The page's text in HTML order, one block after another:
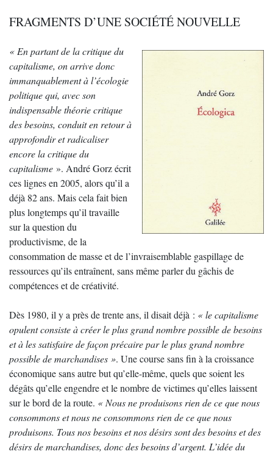
FRAGMENTS D’UNE SOCIÉTÉ NOUVELLE
« En partant de la critique du
capitalisme, on arrive donc
immanquablement à l’écologie
politique qui, avec son
indispensable théorie critique
des besoins, conduit en retour à
approfondir et radicaliser
encore la critique du
capitalisme ». André Gorz écrit
ces lignes en 2005, alors qu’il a
déjà 82 ans. Mais cela fait bien
plus longtemps qu’il travaille
sur la question du
productivisme, de la
consommation de masse et de l’invraisemblable gaspillage de
ressources qu’ils entraînent, sans même parler du gâchis de
compétences et de créativité.
Dès 1980, il y a près de trente ans, il disait déjà : « le capitalisme
opulent consiste à créer le plus grand nombre possible de besoins
et à les satisfaire de façon précaire par le plus grand nombre
possible de marchandises ». Une course sans fin à la croissance
économique sans autre but qu’elle-même, quels que soient les
dégâts qu’elle engendre et le nombre de victimes qu’elles laissent
sur le bord de la route. « Nous ne produisons rien de ce que nous
consommons et nous ne consommons rien de ce que nous
produisons. Tous nos besoins et nos désirs sont des besoins et des
désirs de marchandises, donc des besoins d’argent. L’idée du